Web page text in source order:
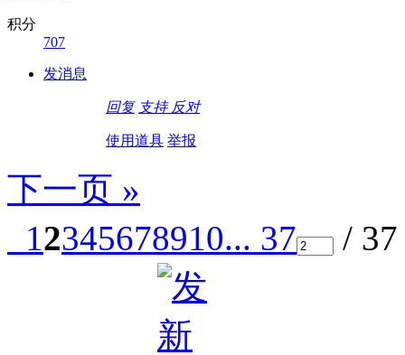
积分
707
发消息
回复 支持 反对
使用道具 举报
下一页 »
12345678910... 37 /